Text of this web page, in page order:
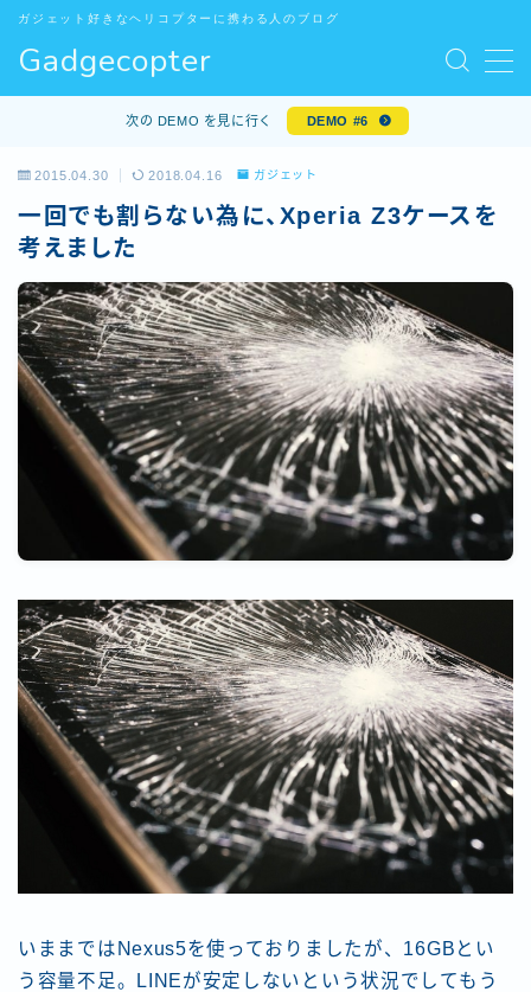
Gadgecopter
ガジェット好きなヘリコプターに携わる人のブログ
MENU
お問い合わせ
デモプリセット記事 #5
デモプリセット記事 Part10
プライバシーポリシー
プライバシーポリシー
プロフィール
利用規約／特定商取引法に基づく表記
有料記事の決済完了ページ
特定商取引法に基づく表記
運営者情報
次の DEMO を見に行く DEMO #6
2015.04.30 2018.04.16 ガジェット
一回でも割らない為に、Xperia Z3ケースを
考えました
いままではNexus5を使っておりましたが、16GBとい
う容量不足。LINEが安定しないという状況でしてもう